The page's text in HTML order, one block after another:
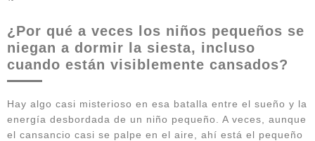
¿Por qué a veces los niños pequeños se
niegan a dormir la siesta, incluso
cuando están visiblemente cansados?
Hay algo casi misterioso en esa batalla entre el sueño y la
energía desbordada de un niño pequeño. A veces, aunque
el cansancio casi se palpe en el aire, ahí está el pequeño